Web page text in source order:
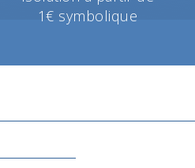
1€ symbolique